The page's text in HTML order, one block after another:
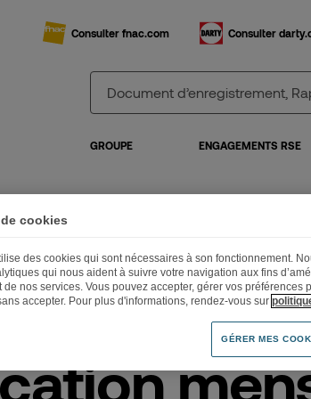
Consulter fnac.com Consulter
GROUPE ENGAGEMENTS RSE
mensuelle du nombre d’actions composant le
cookies
des cookies qui sont nécessaires à son fonctionnement.
qui nous aident à suivre votre navigation aux fins
de nos services. Vous pouvez accepter, gérer vos préférences
accepter. Pour plus d'informations, rendez-vous sur
GÉRER MES